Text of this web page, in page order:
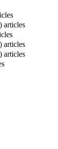
articles
articles
articles